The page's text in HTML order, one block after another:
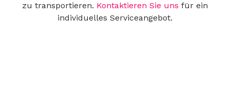
zu transportieren. Kontaktieren Sie uns für ein
individuelles Serviceangebot.